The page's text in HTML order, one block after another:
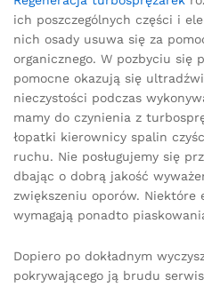
ich poszczególnych części i
nich osady usuwa się za
organicznego. W pozbyciu się
pomocne okazują się
nieczystości podczas
mamy do czynienia z
łopatki kierownicy spalin
ruchu. Nie posługujemy się
dbając o dobrą jakość
zwiększeniu oporów. Niektóre
wymagają ponadto
Dopiero po dokładnym
pokrywającego ją brudu